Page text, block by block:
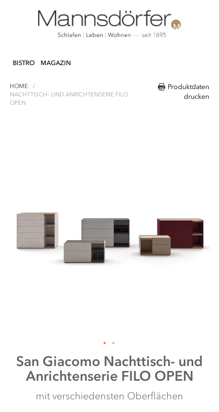
zum
BISTRO MAGAZIN
Produktdaten
drucken
HOME
NACHTTISCH- UND ANRICHTENSERIE FILO
OPEN
Zum
Anfang
San Giacomo Nachttisch- und
Anrichtenserie FILO OPEN
mit verschiedensten Oberflächen